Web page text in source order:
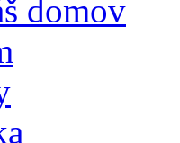
domov